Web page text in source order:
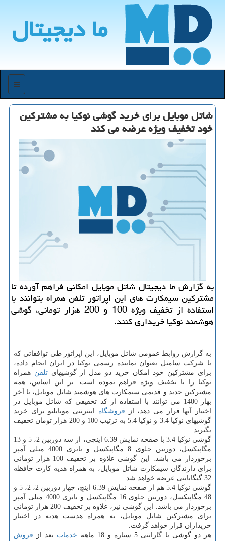
ما دیجیتال
منو
شاتل موبایل برای خرید گوشی نوكیا به مشتركین
خود تخفیف ویژه عرضه می كند
به گزارش ما دیجیتال شاتل موبایل امکانی فراهم آورده تا
مشترکین سیمکارت های این اپراتور تلفن همراه بتوانند با
استفاده از تخفیف ویژه 100 و 200 هزار تومانی، گوشی
هوشمند نوکیا خریداری کنند.
به گزارش روابط عمومی شاتل موبایل، این اپراتور طی توافقاتی که
با شرکت سامتل بعنوان نماینده رسمی نوکیا در ایران انجام داده،
برای مشترکین خود امکان خرید دو مدل از گوشیهایتلفن همراه
نوکیا را با تخفیف ویژه فراهم نموده است. بر این اساس، همه
مشترکین جدید و قدیمی سیمکارت های هوشمند شاتل موبایل، تا آخر
بهار 1400 می توانند با استفاده از کد تخفیفی که شاتل موبایل در
اختیار آنها قرار می دهد، از فروشگاه اینترنتی موبایلتو برای خرید
گوشیهای نوکیا 3.4 و نوکیا 5.4 به ترتیب 100 و 200 هزار تومان تخفیف
بگیرند.
گوشی نوکیا 3.4 با صفحه نمایش 6.39 اینچی، از سه دوربین 2، 5 و 13
مگاپیکسل، دوربین جلوی 8 مگاپیکسل و باتری 4000 میلی آمپر
برخوردار می باشد. این گوشی علاوه بر تخفیف 100 هزار تومانی
برای دارندگان سیمکارت شاتل موبایل، به همراه هدیه کارت حافظه
32 گیگابایتی عرضه خواهد شد.
گوشی نوکیا 5.4 هم از صفحه نمایش 6.39 اینچ، چهار دوربین 2، 2، 5 و
48 مگاپیکسل، دوربین جلوی 16 مگاپیکسل و باتری 4000 میلی آمپر
برخوردار می باشد. این گوشی نیز، علاوه بر تخفیف 200 هزار تومانی
برای مشترکین شاتل موبایل، به همراه هدست هدیه در اختیار
خریداران قرار خواهد گرفت.
هر دو گوشی با گارانتی 5 ستاره و 18 ماهه
خدمات بعد از فروش